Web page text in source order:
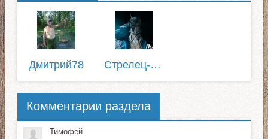
Дмитрий78 Cтрелец-Скептик
Комментарии раздела
Тимофей